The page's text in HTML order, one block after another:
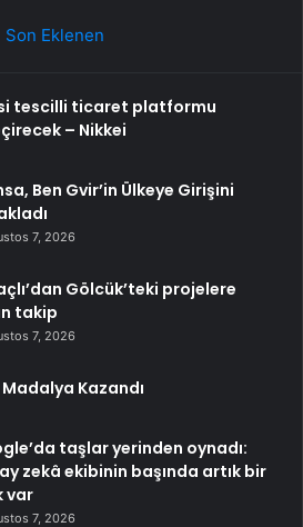
Son Eklenen
tescilli ticaret platformu
– Nikkei
Ben Gvir’in Ülkeye Girişini
7, 2026
Gölcük’teki projelere
takip
7, 2026
Kazandı
taşlar yerinden oynadı:
zekâ ekibinin başında artık bir
var
7, 2026